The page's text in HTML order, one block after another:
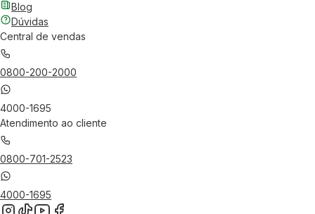
Blog
Dúvidas
Central de vendas
0800-200-2000
4000-1695
Atendimento ao cliente
0800-701-2523
4000-1695